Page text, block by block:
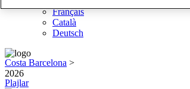
Français
Català
Deutsch
2026
Costa Barcelona >
Plajlar